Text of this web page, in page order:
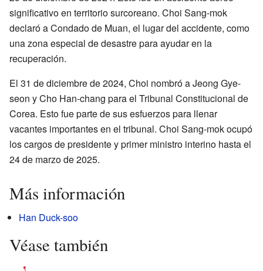
significativo en territorio surcoreano. Choi Sang-mok
declaró a Condado de Muan, el lugar del accidente, como
una zona especial de desastre para ayudar en la
recuperación.
El 31 de diciembre de 2024, Choi nombró a Jeong Gye-
seon y Cho Han-chang para el Tribunal Constitucional de
Corea. Esto fue parte de sus esfuerzos para llenar
vacantes importantes en el tribunal. Choi Sang-mok ocupó
los cargos de presidente y primer ministro interino hasta el
24 de marzo de 2025.
Más información
Han Duck-soo
Véase también